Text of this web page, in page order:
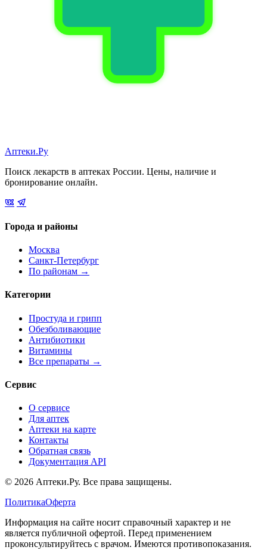
Аптеки.Ру
Поиск лекарств в аптеках России. Цены, наличие и
бронирование онлайн.
Города и районы
Москва
Санкт-Петербург
По районам →
Категории
Простуда и грипп
Обезболивающие
Антибиотики
Витамины
Все препараты →
Сервис
О сервисе
Для аптек
Аптеки на карте
Контакты
Обратная связь
Документация API
© 2026 Аптеки.Ру. Все права защищены.
ПолитикаОферта
Информация на сайте носит справочный характер и не
является публичной офертой. Перед применением
проконсультируйтесь с врачом. Имеются противопоказания.